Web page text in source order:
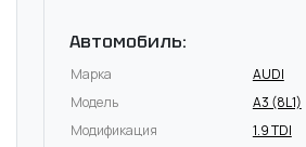
Автомобиль:
Марка
AUDI
Модель
A3 (8L1)
Модификация
1.9 TDI